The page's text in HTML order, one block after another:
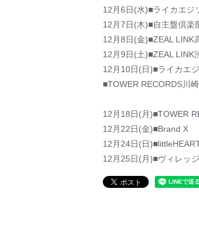
12月6日(水)■ライカエジ
12月7日(木)■自主盤倶楽
12月8日(金)■ZEAL LINK
12月9日(土)■ZEAL LINK
12月10日(日)■ライカエ
■TOWER RECORDS川
12月18日(月)■TOWER
12月22日(金)■Brand X
12月24日(日
12月25日(月)■ヴィレッ